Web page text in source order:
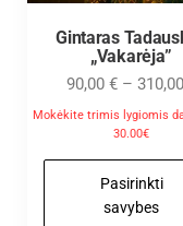
Gintaras
„Vakarėja”
90,00 € – 310,00
Mokėkite trimis lygiomis
30.00€
Pasirinkti
savybes